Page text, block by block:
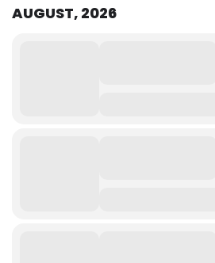
AUGUST, 2026